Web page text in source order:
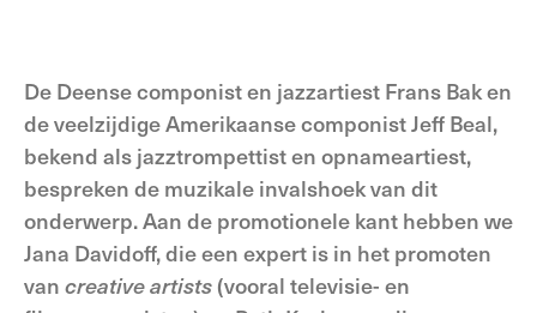
De Deense componist en jazzartiest Frans Bak en
de veelzijdige Amerikaanse componist Jeff Beal,
bekend als jazztrompettist en opnameartiest,
bespreken de muzikale invalshoek van dit
onderwerp. Aan de promotionele kant hebben we
Jana Davidoff, die een expert is in het promoten
van creative artists (vooral televisie- en